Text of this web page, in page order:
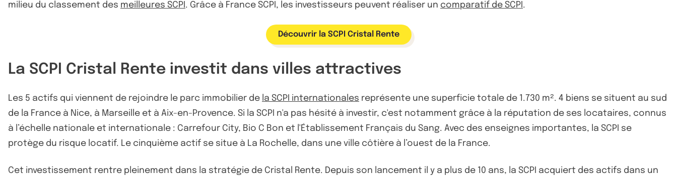
milieu du classement des meilleures SCPI . Grâce à France SCPI, les investisseurs peuvent réaliser un comparatif de SCPI .
Découvrir la SCPI Cristal Rente
La SCPI Cristal Rente investit dans villes attractives
Les 5 actifs qui viennent de rejoindre le parc immobilier de la SCPI internationales représente une superficie totale de 1.730 m². 4 biens se situent au sud
de la France à Nice, à Marseille et à Aix-en-Provence. Si la SCPI n'a pas hésité à investir, c'est notamment grâce à la réputation de ses locataires, connus
à l’échelle nationale et internationale : Carrefour City, Bio C Bon et l'Établissement Français du Sang. Avec des enseignes importantes, la SCPI se
protège du risque locatif. Le cinquième actif se situe à La Rochelle, dans une ville côtière à l’ouest de la France.
Cet investissement rentre pleinement dans la stratégie de Cristal Rente. Depuis son lancement il y a plus de 10 ans, la SCPI acquiert des actifs dans un